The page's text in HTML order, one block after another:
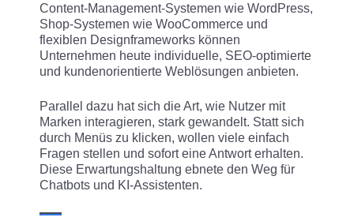
Content-Management-Systemen wie WordPress,
Shop-Systemen wie WooCommerce und
flexiblen Designframeworks können
Unternehmen heute individuelle, SEO-optimierte
und kundenorientierte Weblösungen anbieten.
Parallel dazu hat sich die Art, wie Nutzer mit
Marken interagieren, stark gewandelt. Statt sich
durch Menüs zu klicken, wollen viele einfach
Fragen stellen und sofort eine Antwort erhalten.
Diese Erwartungshaltung ebnete den Weg für
Chatbots und KI-Assistenten.